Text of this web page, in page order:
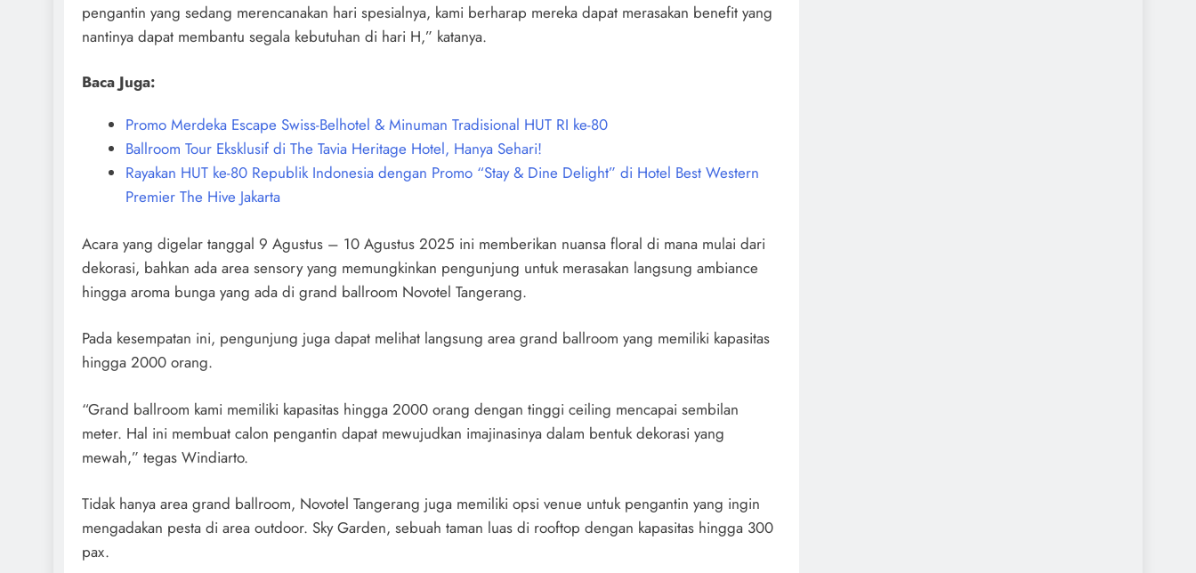
pengantin yang sedang merencanakan hari spesialnya, kami berharap mereka dapat merasakan benefit yang
nantinya dapat membantu segala kebutuhan di hari H,” katanya.
Baca Juga:
Promo Merdeka Escape Swiss-Belhotel & Minuman Tradisional HUT RI ke-80
Ballroom Tour Eksklusif di The Tavia Heritage Hotel, Hanya Sehari!
Rayakan HUT ke-80 Republik Indonesia dengan Promo “Stay & Dine Delight” di Hotel Best Western
Premier The Hive Jakarta
Acara yang digelar tanggal 9 Agustus – 10 Agustus 2025 ini memberikan nuansa floral di mana mulai dari
dekorasi, bahkan ada area sensory yang memungkinkan pengunjung untuk merasakan langsung ambiance
hingga aroma bunga yang ada di grand ballroom Novotel Tangerang.
Pada kesempatan ini, pengunjung juga dapat melihat langsung area grand ballroom yang memiliki kapasitas
hingga 2000 orang.
“Grand ballroom kami memiliki kapasitas hingga 2000 orang dengan tinggi ceiling mencapai sembilan
meter. Hal ini membuat calon pengantin dapat mewujudkan imajinasinya dalam bentuk dekorasi yang
mewah,” tegas Windiarto.
Tidak hanya area grand ballroom, Novotel Tangerang juga memiliki opsi venue untuk pengantin yang ingin
mengadakan pesta di area outdoor. Sky Garden, sebuah taman luas di rooftop dengan kapasitas hingga 300
pax.